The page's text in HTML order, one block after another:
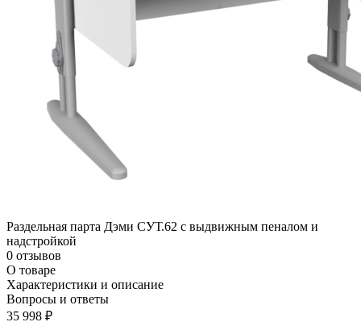
Раздельная парта Дэми СУТ.62 с выдвижным пеналом и
надстройкой
0 отзывов
О товаре
Характеристики и описание
Вопросы и ответы
35 998 ₽